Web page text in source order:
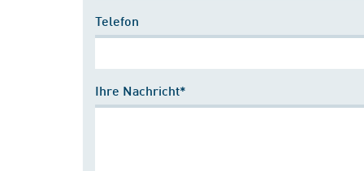
Telefon
Ihre Nachricht*